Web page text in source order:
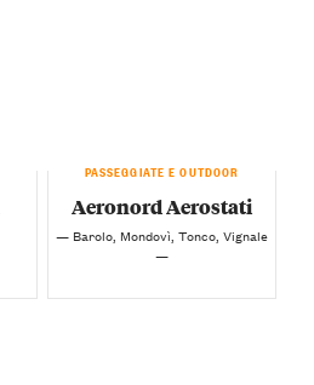
PASSEGGIATE E OUTDOOR
Aeronord Aerostati
— Barolo, Mondovì, Tonco, Vignale
—